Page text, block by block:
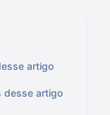
artigo
desse artigo